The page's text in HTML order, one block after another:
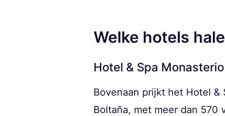
Welke hotels
Hotel & Spa
Bovenaan prijkt het Hotel &
Boltaña, met meer dan 570